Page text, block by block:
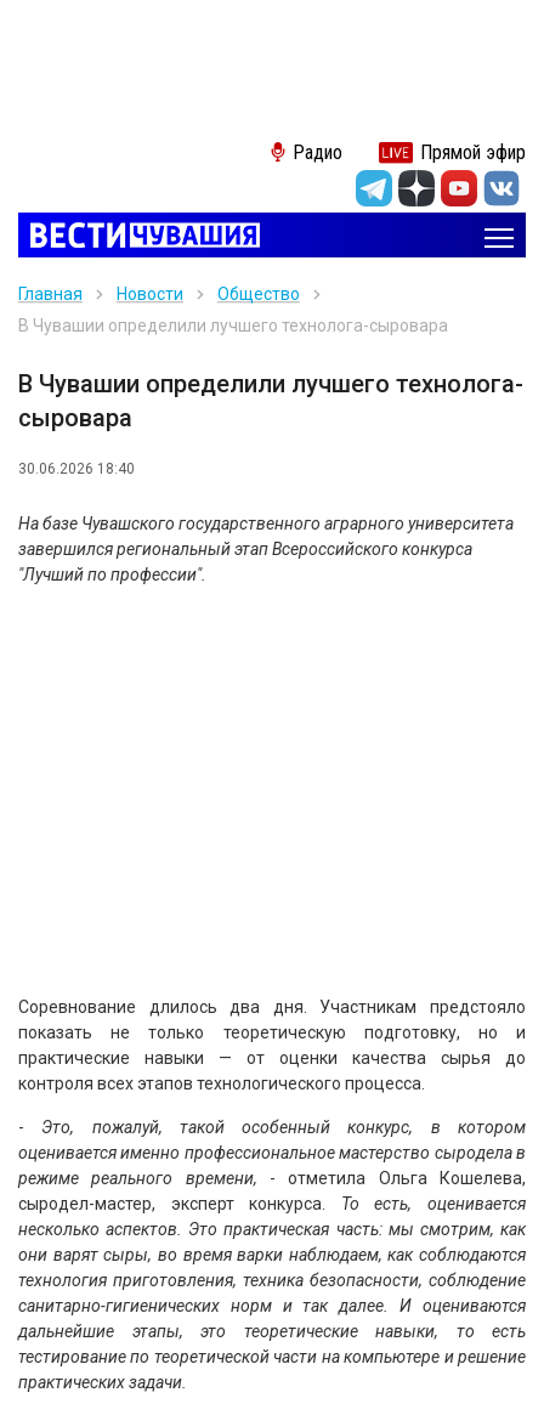
Радио Прямой эфир
Главная Новости
Общество
В Чувашии определили лучшего технолога-сыровара
В Чувашии определили лучшего технолога-
сыровара
30.06.2026 18:40
На базе Чувашского государственного аграрного университета
завершился региональный этап Всероссийского конкурса
"Лучший по профессии".
Соревнование длилось два дня. Участникам предстояло
показать не только теоретическую подготовку, но и
практические навыки — от оценки качества сырья до
контроля всех этапов технологического процесса.
- Это, пожалуй, такой особенный конкурс, в котором
оценивается именно профессиональное мастерство сыродела в
режиме реального времени, - отметила Ольга Кошелева,
сыродел-мастер, эксперт конкурса. То есть, оценивается
несколько аспектов. Это практическая часть: мы смотрим, как
они варят сыры, во время варки наблюдаем, как соблюдаются
технология приготовления, техника безопасности, соблюдение
санитарно-гигиенических норм и так далее. И оцениваются
дальнейшие этапы, это теоретические навыки, то есть
тестирование по теоретической части на компьютере и решение
практических задачи.